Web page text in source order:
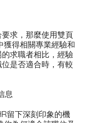
求，那麼使用雙頁
獲得相關專業經驗和
求職者相比，經驗
是否適合時，有較
息
留下深刻印象的機